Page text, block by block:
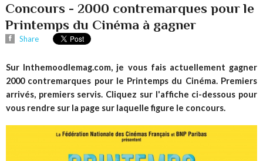
Concours - 2000 contremarques pour le
Printemps du Cinéma à gagner
Share
Sur Inthemoodlemag.com, je vous fais actuellement gagner
2000 contremarques pour le Printemps du Cinéma. Premiers
arrivés, premiers servis. Cliquez sur l'affiche ci-dessous pour
vous rendre sur la page sur laquelle figure le concours.